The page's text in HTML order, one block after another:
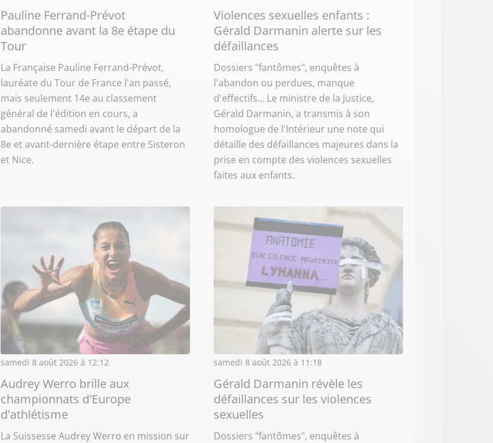
Pauline Ferrand-Prévot
abandonne avant la 8e étape du
Tour
La Française Pauline Ferrand-Prévot,
lauréate du Tour de France l'an passé,
mais seulement 14e au classement
général de l'édition en cours, a
abandonné samedi avant le départ de la
8e et avant-dernière étape entre Sisteron
et Nice.
Violences sexuelles enfants :
Gérald Darmanin alerte sur les
défaillances
Dossiers "fantômes", enquêtes à
l'abandon ou perdues, manque
d'effectifs... Le ministre de la Justice,
Gérald Darmanin, a transmis à son
homologue de l'Intérieur une note qui
détaille des défaillances majeures dans la
prise en compte des violences sexuelles
faites aux enfants.
samedi 8 août 2026 à 12:12
Audrey Werro brille aux
championnats d'Europe
d'athlétisme
La Suissesse Audrey Werro en mission sur
samedi 8 août 2026 à 11:18
Gérald Darmanin révèle les
défaillances sur les violences
sexuelles
Dossiers "fantômes", enquêtes à